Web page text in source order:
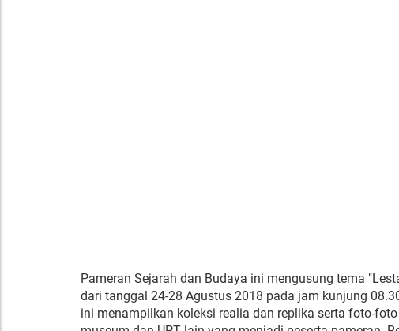
Pameran Sejarah dan Budaya ini mengusung tema
dari tanggal 24-28 Agustus 2018 pada jam kunjung
ini menampilkan koleksi realia dan replika serta foto-